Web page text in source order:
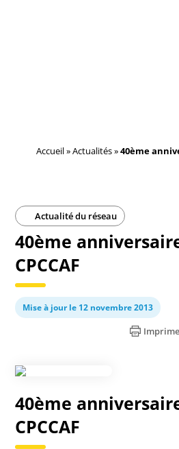
Accueil»Actualités»40ème
Actualité du réseau
40ème
CPCCAF
Mise à jour le 12 novembre 2013
40ème
CPCCAF